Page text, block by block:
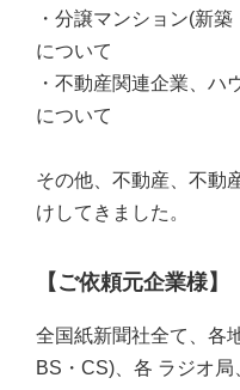
・分譲マンション(新
について
・不動産関連企業、ハ
について
その他、不動産、不動
けしてきました。
【ご依頼元企業様】
全国紙新聞社全て、各
BS・CS)、各 ラジオ